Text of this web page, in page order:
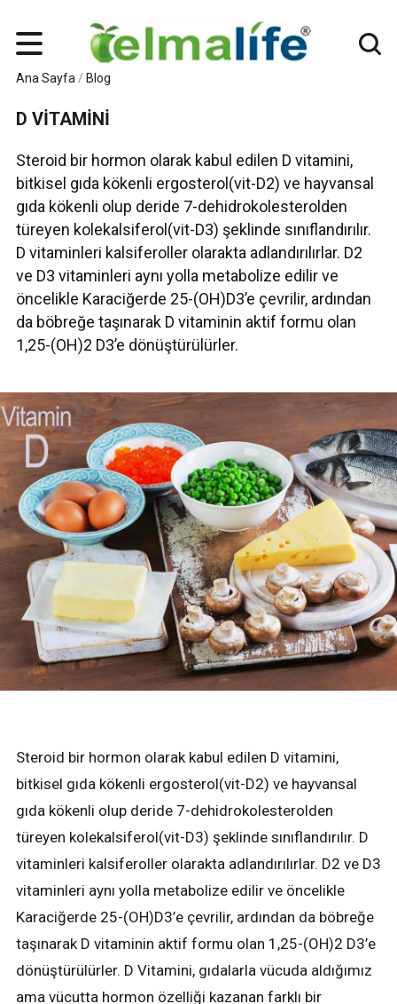
Ana Sayfa / Blog
D VİTAMİNİ
Steroid bir hormon olarak kabul edilen D vitamini,
bitkisel gıda kökenli ergosterol(vit-D2) ve hayvansal
gıda kökenli olup deride 7-dehidrokolesterolden
türeyen kolekalsiferol(vit-D3) şeklinde sınıflandırılır.
D vitaminleri kalsiferoller olarakta adlandırılırlar. D2
ve D3 vitaminleri aynı yolla metabolize edilir ve
öncelikle Karaciğerde 25-(OH)D3’e çevrilir, ardından
da böbreğe taşınarak D vitaminin aktif formu olan
1,25-(OH)2 D3’e dönüştürülürler.
Steroid bir hormon olarak kabul edilen D vitamini,
bitkisel gıda kökenli ergosterol(vit-D2) ve hayvansal
gıda kökenli olup deride 7-dehidrokolesterolden
türeyen kolekalsiferol(vit-D3) şeklinde sınıflandırılır. D
vitaminleri kalsiferoller olarakta adlandırılırlar. D2 ve D3
vitaminleri aynı yolla metabolize edilir ve öncelikle
Karaciğerde 25-(OH)D3’e çevrilir, ardından da böbreğe
taşınarak D vitaminin aktif formu olan 1,25-(OH)2 D3’e
dönüştürülürler. D Vitamini, gıdalarla vücuda aldığımız
ama vücutta hormon özelliği kazanan farklı bir